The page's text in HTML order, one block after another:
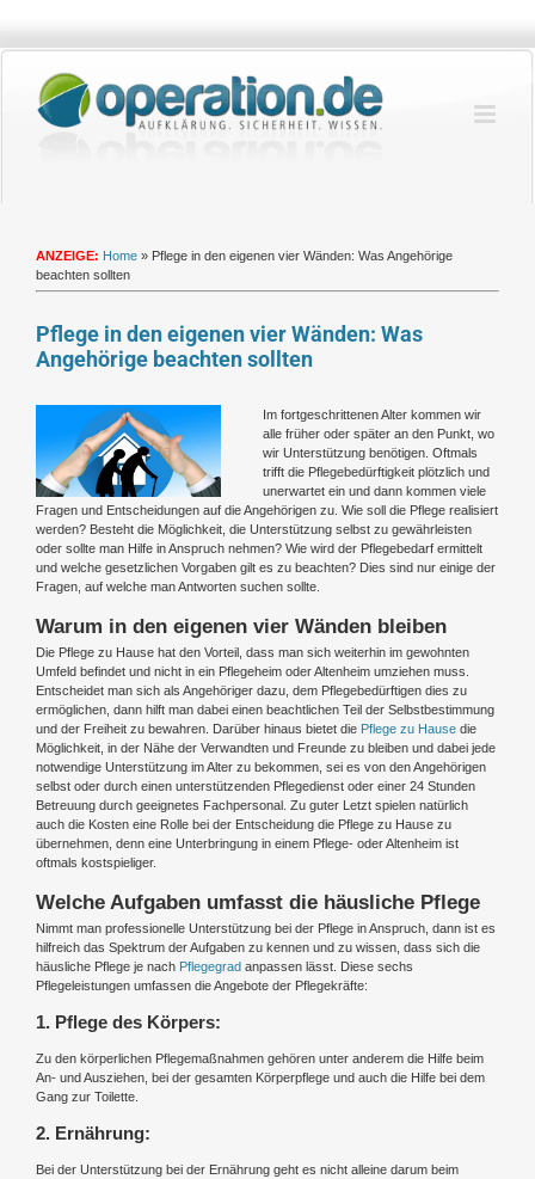
springen
ANZEIGE: Home » Pflege in den eigenen vier Wänden: Was Angehörige
beachten sollten
Pflege in den eigenen vier Wänden: Was
Angehörige beachten sollten
grösseres
Bild
Im fortgeschrittenen Alter kommen wir
alle früher oder später an den Punkt, wo
wir Unterstützung benötigen. Oftmals
trifft die Pflegebedürftigkeit plötzlich und
unerwartet ein und dann kommen viele
Fragen und Entscheidungen auf die Angehörigen zu. Wie soll die Pflege realisiert
werden? Besteht die Möglichkeit, die Unterstützung selbst zu gewährleisten
oder sollte man Hilfe in Anspruch nehmen? Wie wird der Pflegebedarf ermittelt
und welche gesetzlichen Vorgaben gilt es zu beachten? Dies sind nur einige der
Fragen, auf welche man Antworten suchen sollte.
Warum in den eigenen vier Wänden bleiben
Die Pflege zu Hause hat den Vorteil, dass man sich weiterhin im gewohnten
Umfeld befindet und nicht in ein Pflegeheim oder Altenheim umziehen muss.
Entscheidet man sich als Angehöriger dazu, dem Pflegebedürftigen dies zu
ermöglichen, dann hilft man dabei einen beachtlichen Teil der Selbstbestimmung
und der Freiheit zu bewahren. Darüber hinaus bietet die Pflege zu Hause die
Möglichkeit, in der Nähe der Verwandten und Freunde zu bleiben und dabei jede
notwendige Unterstützung im Alter zu bekommen, sei es von den Angehörigen
selbst oder durch einen unterstützenden Pflegedienst oder einer 24 Stunden
Betreuung durch geeignetes Fachpersonal. Zu guter Letzt spielen natürlich
auch die Kosten eine Rolle bei der Entscheidung die Pflege zu Hause zu
übernehmen, denn eine Unterbringung in einem Pflege- oder Altenheim ist
oftmals kostspieliger.
Welche Aufgaben umfasst die häusliche Pflege
Nimmt man professionelle Unterstützung bei der Pflege in Anspruch, dann ist es
hilfreich das Spektrum der Aufgaben zu kennen und zu wissen, dass sich die
häusliche Pflege je nach Pflegegrad anpassen lässt. Diese sechs
Pflegeleistungen umfassen die Angebote der Pflegekräfte:
1. Pflege des Körpers:
Zu den körperlichen Pflegemaßnahmen gehören unter anderem die Hilfe beim
An- und Ausziehen, bei der gesamten Körperpflege und auch die Hilfe bei dem
Gang zur Toilette.
2. Ernährung:
Bei der Unterstützung bei der Ernährung geht es nicht alleine darum beim